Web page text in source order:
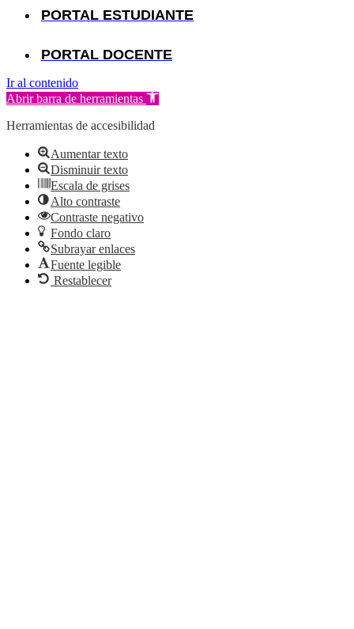
PORTAL ESTUDIANTE
PORTAL DOCENTE
Ir al contenido
Abrir barra de herramientas
Herramientas de accesibilidad
Aumentar texto
Disminuir texto
Escala de grises
Alto contraste
Contraste negativo
Fondo claro
Subrayar enlaces
Fuente legible
Restablecer